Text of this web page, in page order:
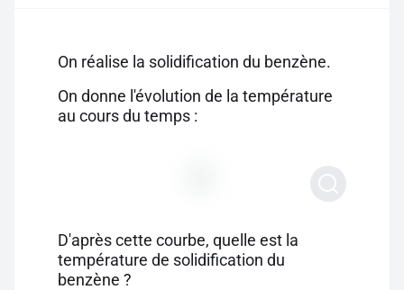
Pour profiter de 10 contenus offerts.
On réalise la solidification du benzène.
On donne l'évolution de la température
au cours du temps :
D'après cette courbe, quelle est la
température de solidification du
benzène ?